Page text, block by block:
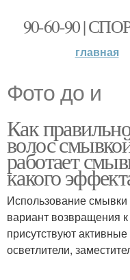
90-60-90 |
главная
Фото до и
Как
волос
работает
какого
Использование
вариант возвращения
присутствуют
осветлители,